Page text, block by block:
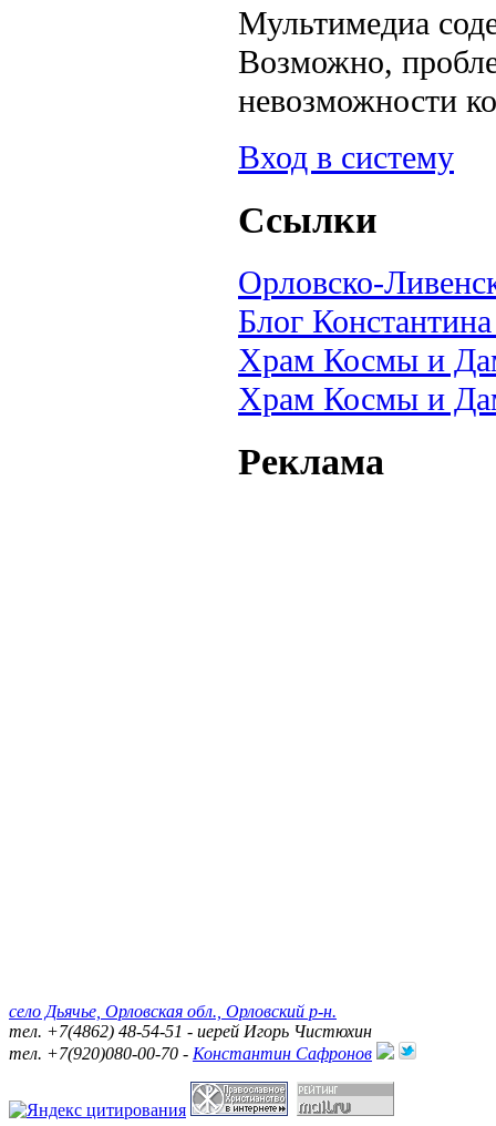
Мультимедиа
Возможно,
невозможности
Вход в систему
Ссылки
Орловско-
Блог
Храм Космы и
Храм Космы и
Реклама
село Дьячье, Орловская обл., Орловский р-н.
тел. +7(4862) 48-54-51 - иерей Игорь Чистюхин
тел. +7(920)080-00-70 - Константин Сафронов